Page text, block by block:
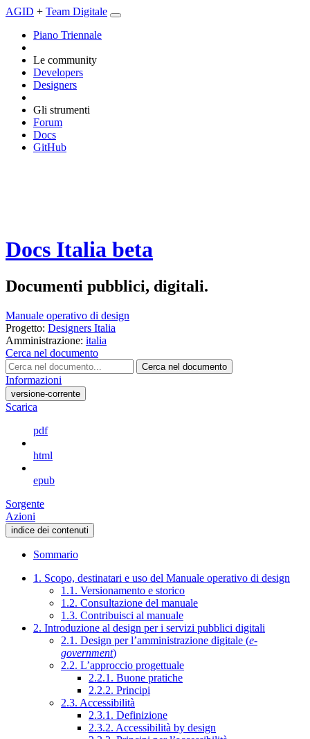
AGID + Team Digitale
Piano Triennale
Le community
Developers
Designers
Gli strumenti
Forum
Docs
GitHub
Docs Italia beta
Documenti pubblici, digitali.
Manuale operativo di design
Progetto: Designers Italia
Amministrazione: italia
Cerca nel documento
Cerca nel documento
Informazioni
versione-corrente
Scarica
pdf
html
epub
Sorgente
Azioni
indice dei contenuti
Sommario
1. Scopo, destinatari e uso del Manuale operativo di design
1.1. Versionamento e storico
1.2. Consultazione del manuale
1.3. Contribuisci al manuale
2. Introduzione al design per i servizi pubblici digitali
2.1. Design per l’amministrazione digitale (e-
government)
2.2. L’approccio progettuale
2.2.1. Buone pratiche
2.2.2. Principi
2.3. Accessibilità
2.3.1. Definizione
2.3.2. Accessibilità by design